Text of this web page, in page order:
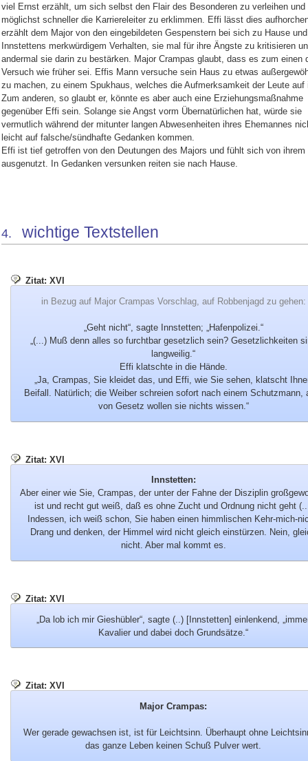
viel Ernst erzählt, um sich selbst den Flair des Besonderen zu verleihen und
möglichst schneller die Karriereleiter zu erklimmen. Effi lässt dies
erzählt dem Major von den eingebildeten Gespenstern bei sich zu Hause und
Innstettens merkwürdigem Verhalten, sie mal für ihre Ängste zu kritisieren
andermal sie darin zu bestärken. Major Crampas glaubt, dass es zum einen
Versuch wie früher sei. Effis Mann versuche sein Haus zu etwas
zu machen, zu einem Spukhaus, welches die Aufmerksamkeit der Leute auf
Zum anderen, so glaubt er, könnte es aber auch eine Erziehungsmaßnahme
gegenüber Effi sein. Solange sie Angst vorm Übernatürlichen hat, würde sie
vermutlich während der mitunter langen Abwesenheiten ihres Ehemannes
leicht auf falsche/sündhafte Gedanken kommen.
Effi ist tief getroffen von den Deutungen des Majors und fühlt sich von ihrem
ausgenutzt. In Gedanken versunken reiten sie nach Hause.
4. wichtige Textstellen
Zitat: XVI
in Bezug auf Major Crampas Vorschlag, auf Robbenjagd zu gehen:
„Geht nicht“, sagte Innstetten; „Hafenpolizei.“
„(...) Muß denn alles so furchtbar gesetzlich sein? Gesetzlichkeiten
langweilig.“
Effi klatschte in die Hände.
„Ja, Crampas, Sie kleidet das, und Effi, wie Sie sehen, klatscht
Beifall. Natürlich; die Weiber schreien sofort nach einem Schutzmann,
von Gesetz wollen sie nichts wissen.“
Zitat: XVI
Innstetten:
Aber einer wie Sie, Crampas, der unter der Fahne der Disziplin
ist und recht gut weiß, daß es ohne Zucht und Ordnung nicht geht
Indessen, ich weiß schon, Sie haben einen himmlischen Kehr-mich-
Drang und denken, der Himmel wird nicht gleich einstürzen. Nein,
nicht. Aber mal kommt es.
Zitat: XVI
„Da lob ich mir Gieshübler“, sagte (..) [Innstetten] einlenkend,
Kavalier und dabei doch Grundsätze.“
Zitat: XVI
Major Crampas:
Wer gerade gewachsen ist, ist für Leichtsinn. Überhaupt ohne
das ganze Leben keinen Schuß Pulver wert.